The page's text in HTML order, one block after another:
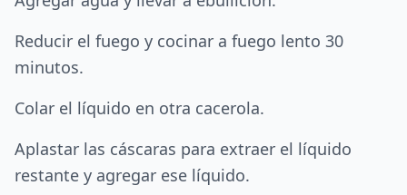
Reducir el fuego y cocinar a fuego lento 30
minutos.
Colar el líquido en otra cacerola.
Aplastar las cáscaras para extraer el líquido
restante y agregar ese líquido.